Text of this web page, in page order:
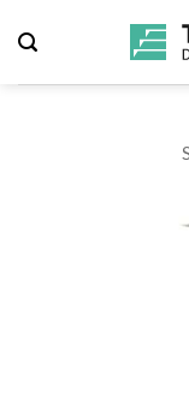
Inhalt
springen